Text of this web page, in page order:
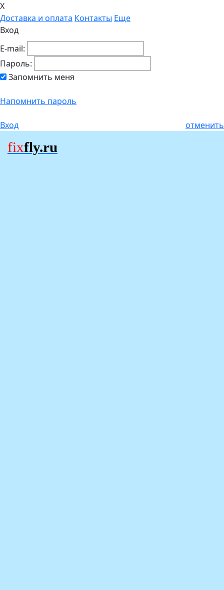
X
Доставка и оплата Контакты Еще
Вход
E-mail:
Пароль:
Запомнить меня
Напомнить пароль
Вход отменить
fixfly.ru